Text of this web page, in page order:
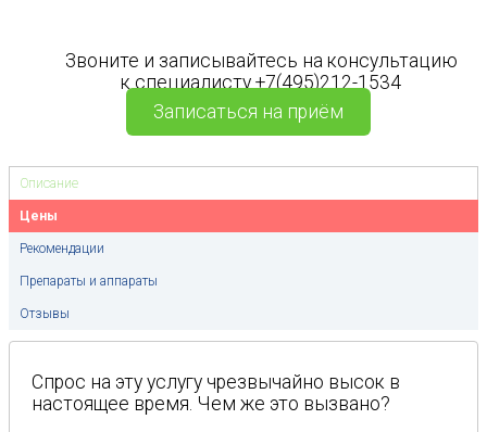
Звоните и записывайтесь на консультацию
к специалисту +7(495)212-1534
Записаться на приём
Описание
Цены
Рекомендации
Препараты и аппараты
Отзывы
Спрос на эту услугу чрезвычайно высок в
настоящее время. Чем же это вызвано?